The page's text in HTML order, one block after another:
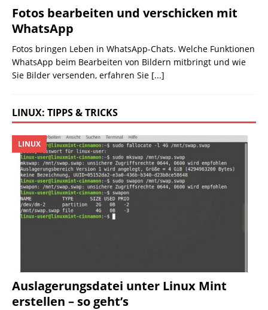
Fotos bearbeiten und verschicken mit
WhatsApp
Fotos bringen Leben in WhatsApp-Chats. Welche Funktionen
WhatsApp beim Bearbeiten von Bildern mitbringt und wie
Sie Bilder versenden, erfahren Sie [...]
LINUX: TIPPS & TRICKS
Auslagerungsdatei unter Linux Mint
erstellen – so geht’s
LINUX